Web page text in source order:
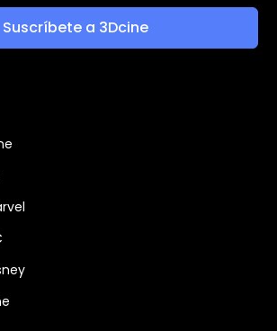
Suscríbete a 3Dcine